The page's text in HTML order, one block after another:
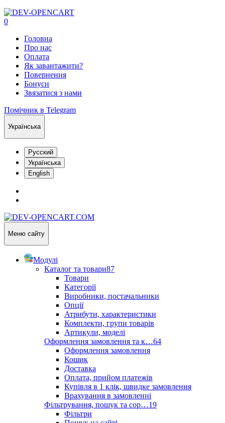
0
Головна
Про нас
Оплата
Як завантажити?
Повернення
Бонуси
Звязатися з нами
Помічник в Telegram
Українська
Русский
Українська
English
Меню сайту
Модулі
Каталог та товари87
Товари
Категорії
Виробники, постачальники
Опції
Атрибути, характеристики
Комплекти, групи товарів
Артикули, моделі
Оформлення замовлення та к…64
Оформлення замовлення
Кошик
Доставка
Оплата, прийом платежів
Купівля в 1 клік, швидке замовлення
Врахування в замовленні
Фільтрування, пошук та сор…19
Фільтри